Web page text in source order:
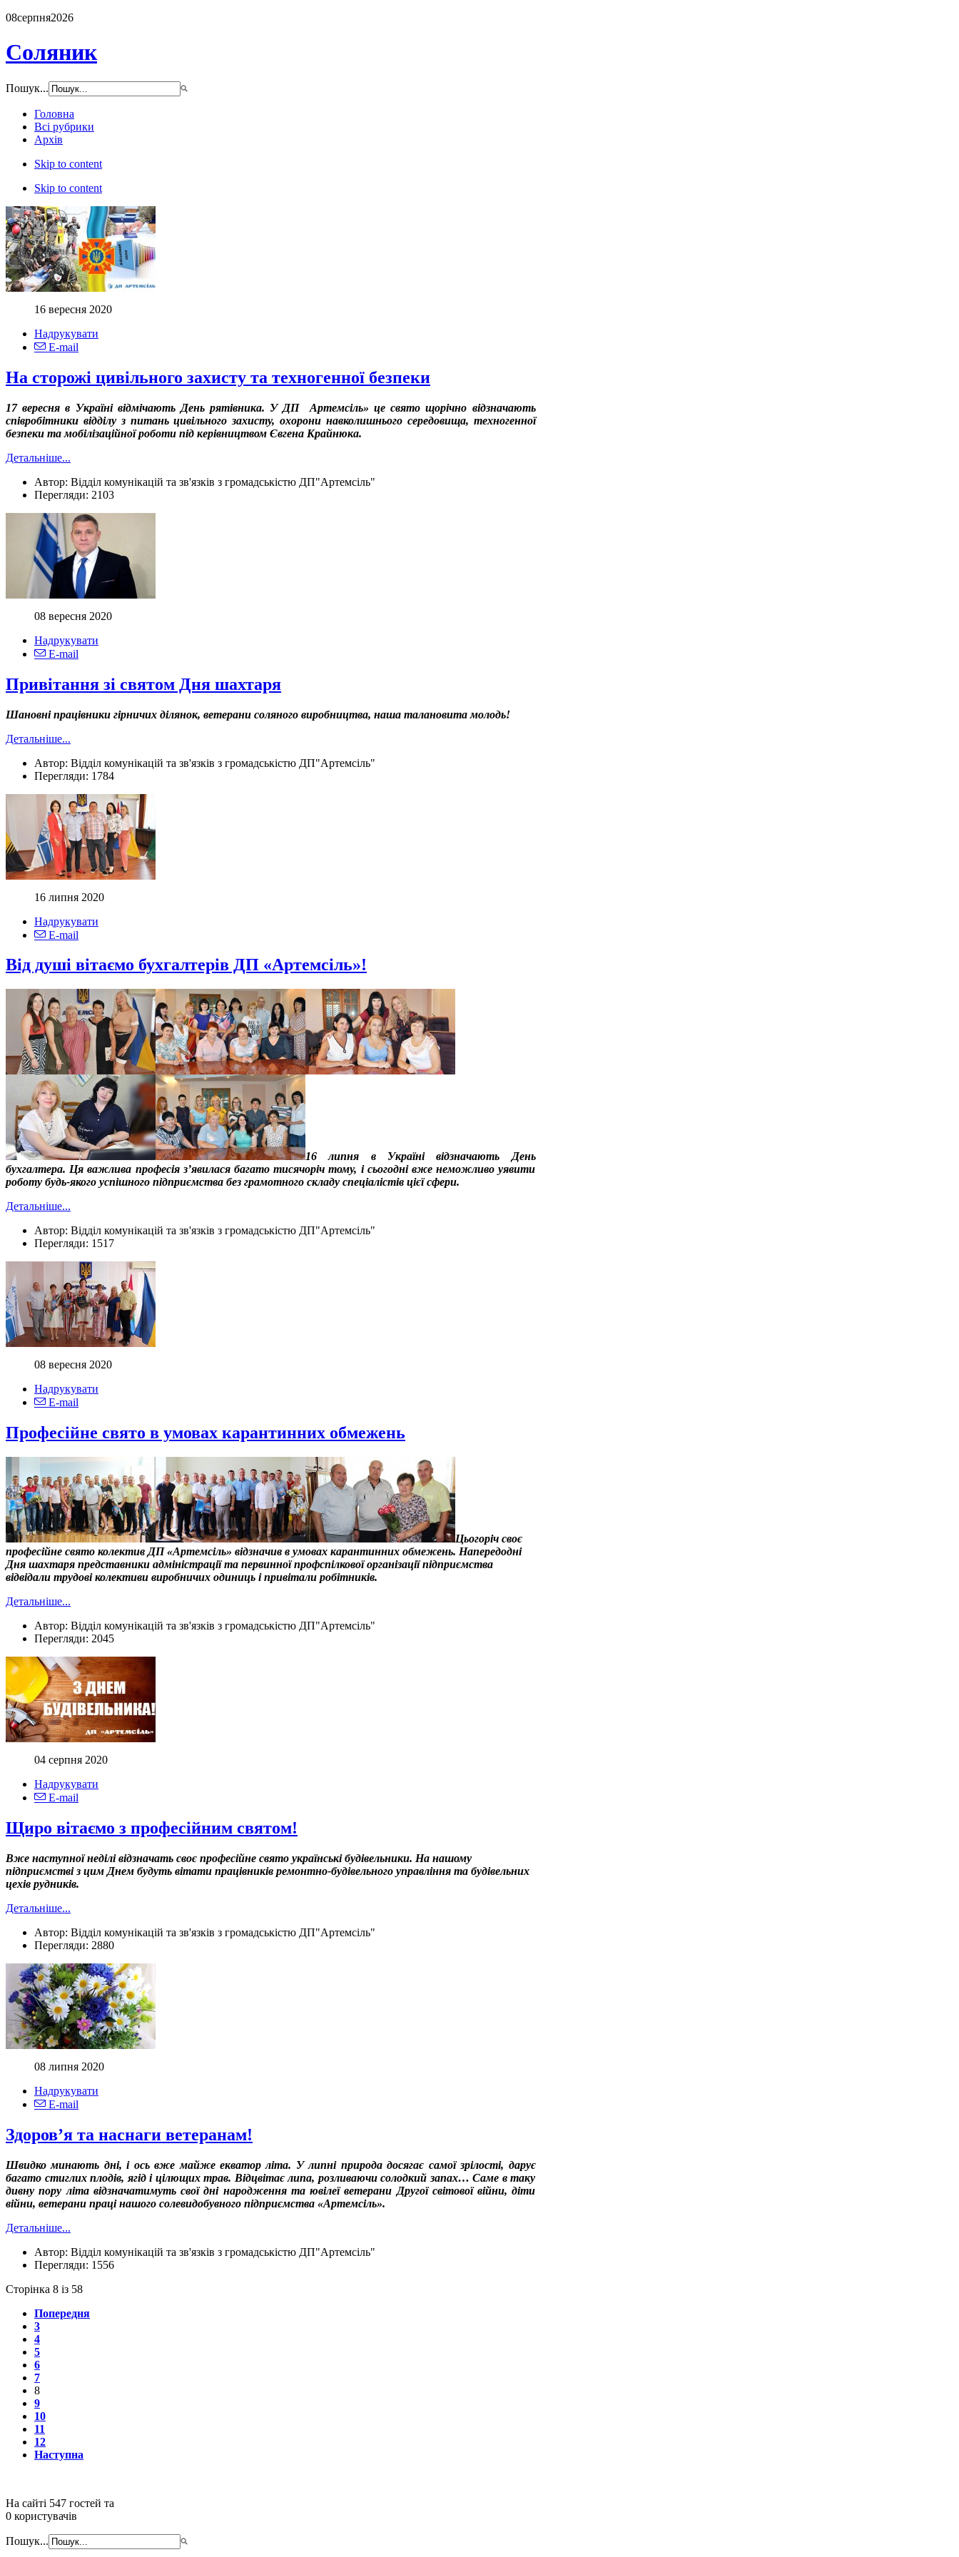
08серпня2026
Соляник
Пошук...
Головна
Всі рубрики
Архів
Skip to content
Skip to content
16 вересня 2020
Надрукувати
E-mail
На сторожі цивільного захисту та техногенної безпеки
17 вересня в Україні відмічають День рятівника. У ДП Артемсіль» це свято щорічно відзначають
співробітники відділу з питань цивільного захисту, охорони навколишнього середовища, техногенної
безпеки та мобілізаційної роботи під керівництвом Євгена Крайнюка.
Детальніше...
Автор: Відділ комунікацій та зв'язків з громадськістю ДП"Артемсіль"
Перегляди: 2103
08 вересня 2020
Надрукувати
E-mail
Привітання зі святом Дня шахтаря
Шановні працівники гірничих ділянок, ветерани соляного виробництва, наша талановита молодь!
Детальніше...
Автор: Відділ комунікацій та зв'язків з громадськістю ДП"Артемсіль"
Перегляди: 1784
16 липня 2020
Надрукувати
E-mail
Від душі вітаємо бухгалтерів ДП «Артемсіль»!
16 липня в Україні відзначають День
бухгалтера. Ця важлива професія з’явилася багато тисячоріч тому, і сьогодні вже неможливо уявити
роботу будь-якого успішного підприємства без грамотного складу спеціалістів цієї сфери.
Детальніше...
Автор: Відділ комунікацій та зв'язків з громадськістю ДП"Артемсіль"
Перегляди: 1517
08 вересня 2020
Надрукувати
E-mail
Професійне свято в умовах карантинних обмежень
Цьогоріч своє
професійне свято колектив ДП «Артемсіль» відзначив в умовах карантинних обмежень. Напередодні
Дня шахтаря представники адміністрації та первинної профспілкової організації підприємства
відвідали трудові колективи виробничих одиниць і привітали робітників.
Детальніше...
Автор: Відділ комунікацій та зв'язків з громадськістю ДП"Артемсіль"
Перегляди: 2045
04 серпня 2020
Надрукувати
E-mail
Щиро вітаємо з професійним святом!
Вже наступної неділі відзначать своє професійне свято українські будівельники. На нашому
підприємстві з цим Днем будуть вітати працівників ремонтно-будівельного управління та будівельних
цехів рудників.
Детальніше...
Автор: Відділ комунікацій та зв'язків з громадськістю ДП"Артемсіль"
Перегляди: 2880
08 липня 2020
Надрукувати
E-mail
Здоров’я та наснаги ветеранам!
Швидко минають дні, і ось вже майже екватор літа. У липні природа досягає самої зрілості, дарує
багато стиглих плодів, ягід і цілющих трав. Відцвітає липа, розливаючи солодкий запах… Саме в таку
дивну пору літа відзначатимуть свої дні народження та ювілеї ветерани Другої світової війни, діти
війни, ветерани праці нашого солевидобувного підприємства «Артемсіль».
Детальніше...
Автор: Відділ комунікацій та зв'язків з громадськістю ДП"Артемсіль"
Перегляди: 1556
Сторінка 8 із 58
Попередня
3
4
5
6
7
8
9
10
11
12
Наступна
На сайті 547 гостей та
0 користувачів
Пошук...